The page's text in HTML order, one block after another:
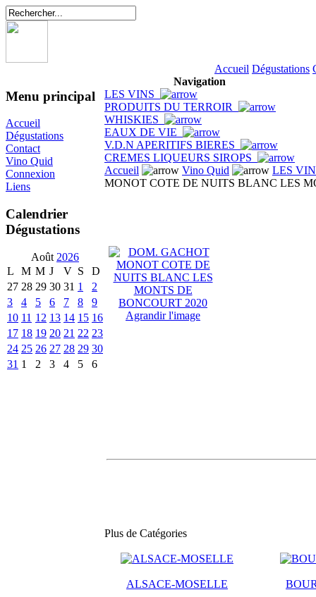
Accueil Dégustations
Menu principal
Accueil
Dégustations
Contact
Vino Quid
Connexion
Liens
Calendrier
Dégustations
Août 2026
L
M M J V S
D
27 28 29 30 31 1
2
3
4 5 6 7 8
9
10 11 12 13 14 15 16
17 18 19 20 21 22 23
24 25 26 27 28 29 30
31 1 2 3 4 5 6
Navigation
LES VINS
PRODUITS DU TERROIR
WHISKIES
EAUX DE VIE
V.D.N APERITIFS BIERES
CREMES LIQUEURS SIROPS
Accueil
Vino Quid
LES
MONOT COTE DE NUITS BLANC LES
Agrandir l'image
Plus de Catégories
ALSACE-MOSELLE